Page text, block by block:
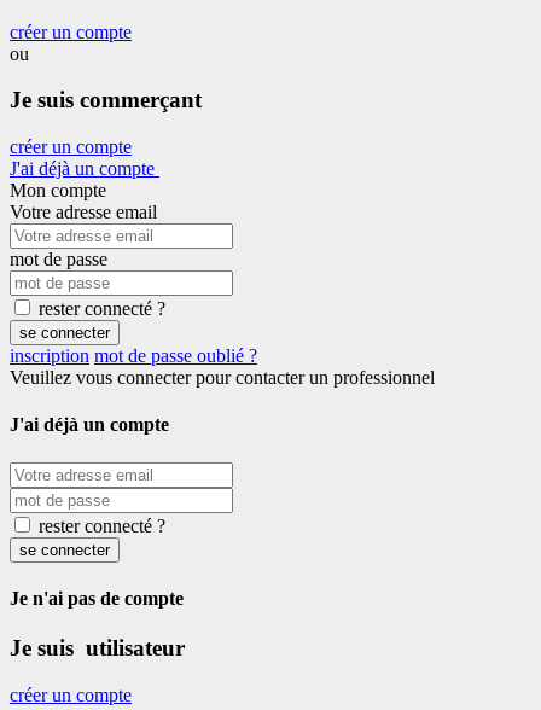
créer un compte
ou
Je suis commerçant
créer un compte
J'ai déjà un compte
Mon compte
Votre adresse email
mot de passe
rester connecté ?
se connecter
inscription mot de passe oublié ?
Veuillez vous connecter pour contacter un professionnel
J'ai déjà un compte
rester connecté ?
se connecter
Je n'ai pas de compte
Je suis utilisateur
créer un compte